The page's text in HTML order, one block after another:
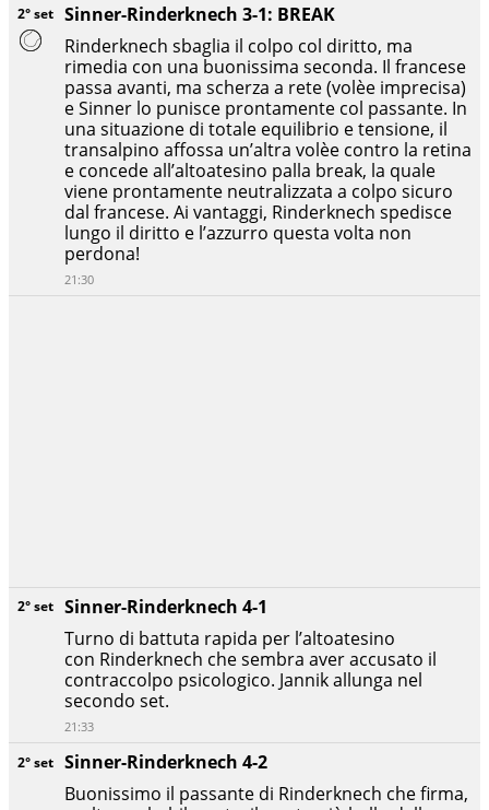
2° set Sinner-Rinderknech 4-2
Buonissimo il passante di Rinderknech che firma,
2° set Sinner-Rinderknech 4-1
Turno di battuta rapida per l’altoatesino
con Rinderknech che sembra aver accusato il
contraccolpo psicologico. Jannik allunga nel
secondo set.
21:33
2° set Sinner-Rinderknech 3-1: BREAK
Rinderknech sbaglia il colpo col diritto, ma
rimedia con una buonissima seconda. Il francese
passa avanti, ma scherza a rete (volèe imprecisa)
e Sinner lo punisce prontamente col passante. In
una situazione di totale equilibrio e tensione, il
transalpino affossa un’altra volèe contro la retina
e concede all’altoatesino palla break, la quale
viene prontamente neutralizzata a colpo sicuro
dal francese. Ai vantaggi, Rinderknech spedisce
lungo il diritto e l’azzurro questa volta non
perdona!
21:30